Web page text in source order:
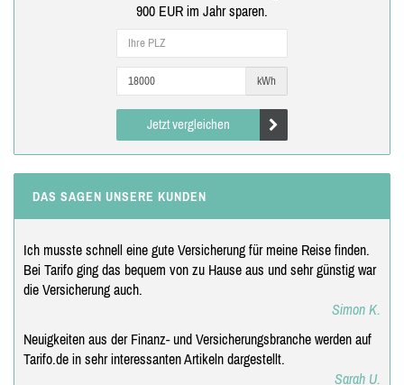
900 EUR im Jahr sparen.
kWh
Jetzt vergleichen
DAS SAGEN UNSERE KUNDEN
Ich musste schnell eine gute Versicherung für meine Reise finden.
Bei Tarifo ging das bequem von zu Hause aus und sehr günstig war
die Versicherung auch.
Simon K.
Neuigkeiten aus der Finanz- und Versicherungsbranche werden auf
Tarifo.de in sehr interessanten Artikeln dargestellt.
Sarah U.